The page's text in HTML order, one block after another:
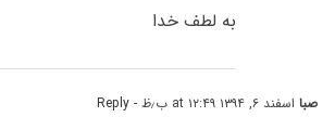
به لطف خدا
صبااسفند ۶, ۱۳۹۴ at ۱۲:۴۹ ب٫ظ - Reply